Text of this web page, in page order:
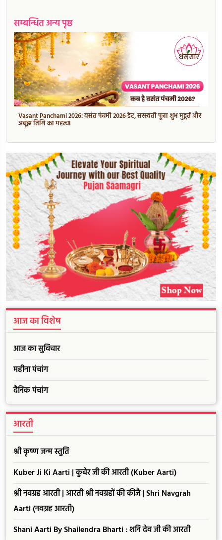
आज का विशेष
आज का सुविचार
महीना पंचांग
दैनिक पंचांग
आरती
श्री कृष्ण जन्म स्तुति
Kuber Ji Ki Aarti | कुबेर जी की आरती (Kuber Aarti)
श्री नवग्रह आरती | आरती श्री नवग्रहों की कीजै | Shri Navgrah
Aarti (नवग्रह आरती)
Shani Aarti By Shailendra Bharti : शनि देव जी की आरती
सम्बन्धित अन्य पृष्ठ
Vasant Panchami 2026: वसंत पंचमी 2026 डेट, सरस्वती पूजा शुभ मुहूर्त और
अबूझ तिथि का महत्व!